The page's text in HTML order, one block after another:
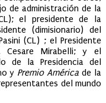
de administración de la
el presidente de la
(dimisionario) del
(CL) ; el Presidente
Cesare Mirabelli; y el
de la Presidencia del
y Premio América de la
del mundo